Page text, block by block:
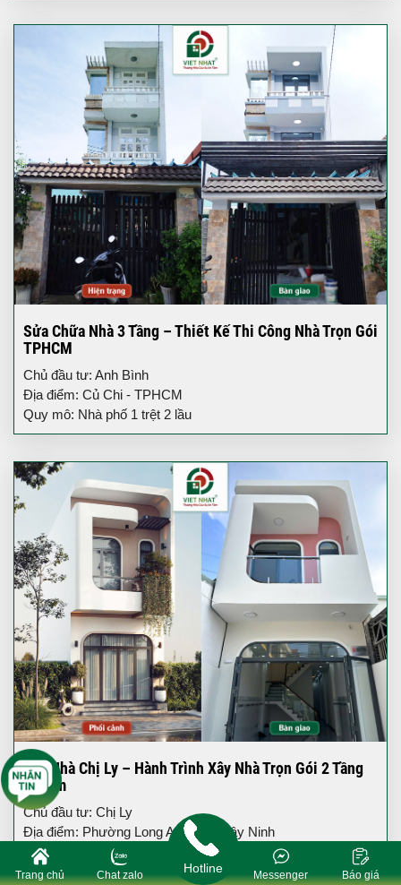
Sửa Chữa Nhà 3 Tầng – Thiết Kế Thi Công Nhà Trọn Gói
TPHCM
Chủ đầu tư: Anh Bình
Địa điểm: Củ Chi - TPHCM
Quy mô: Nhà phố 1 trệt 2 lầu
Xây Nhà Chị Ly – Hành Trình Xây Nhà Trọn Gói 2 Tầng
4x18m
Chủ đầu tư: Chị Ly
Địa điểm: Phường Long An - Tỉnh Tây Ninh
Quy mô: Nhà phố 1 trệt 1 lầu
Trang chủ Chat zalo Báo giá
Messenger
Hotline